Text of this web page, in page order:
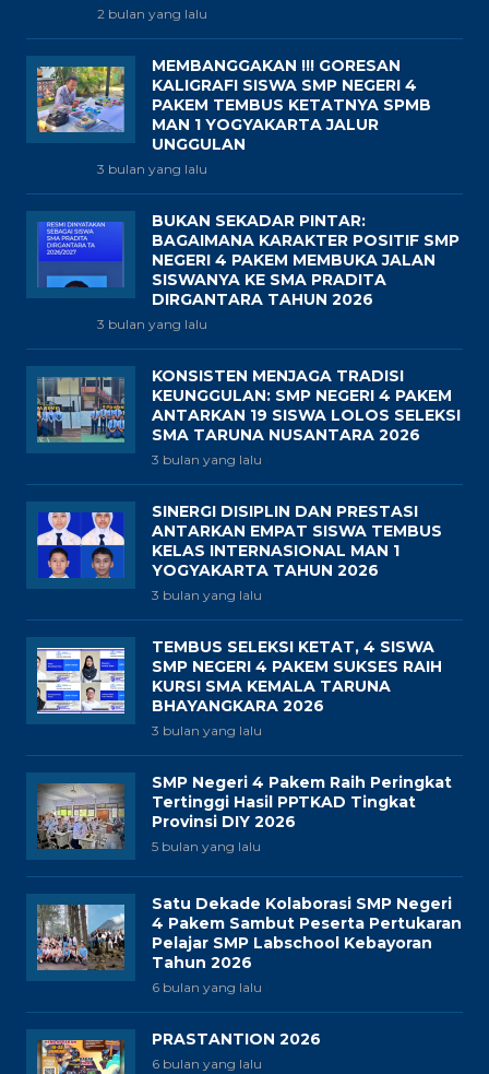
2 bulan yang lalu
MEMBANGGAKAN !!! GORESAN
KALIGRAFI SISWA SMP NEGERI 4
PAKEM TEMBUS KETATNYA SPMB
MAN 1 YOGYAKARTA JALUR
UNGGULAN
3 bulan yang lalu
BUKAN SEKADAR PINTAR:
BAGAIMANA KARAKTER POSITIF SMP
NEGERI 4 PAKEM MEMBUKA JALAN
SISWANYA KE SMA PRADITA
DIRGANTARA TAHUN 2026
3 bulan yang lalu
KONSISTEN MENJAGA TRADISI
KEUNGGULAN: SMP NEGERI 4 PAKEM
ANTARKAN 19 SISWA LOLOS SELEKSI
SMA TARUNA NUSANTARA 2026
3 bulan yang lalu
SINERGI DISIPLIN DAN PRESTASI
ANTARKAN EMPAT SISWA TEMBUS
KELAS INTERNASIONAL MAN 1
YOGYAKARTA TAHUN 2026
3 bulan yang lalu
TEMBUS SELEKSI KETAT, 4 SISWA
SMP NEGERI 4 PAKEM SUKSES RAIH
KURSI SMA KEMALA TARUNA
BHAYANGKARA 2026
3 bulan yang lalu
SMP Negeri 4 Pakem Raih Peringkat
Tertinggi Hasil PPTKAD Tingkat
Provinsi DIY 2026
5 bulan yang lalu
Satu Dekade Kolaborasi SMP Negeri
4 Pakem Sambut Peserta Pertukaran
Pelajar SMP Labschool Kebayoran
Tahun 2026
6 bulan yang lalu
PRASTANTION 2026
6 bulan yang lalu